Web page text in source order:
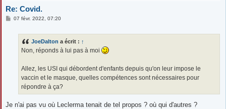
Re: Covid.
M07 févr. 2022, 07:20
JoeDalton a écrit : ↑
Non, réponds à lui pas à moi
Allez, les USI qui débordent d'enfants depuis qu'on leur impose le
vaccin et le masque, quelles compétences sont nécessaires pour
répondre à ça?
Je n'ai pas vu où Leclerma tenait de tel propos ? où qui d'autres ?